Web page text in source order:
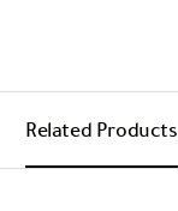
Related Products